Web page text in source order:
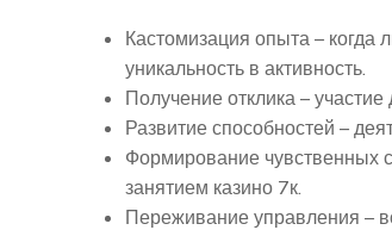
Кастомизация опыта – когда
уникальность в активность.
Получение отклика –
Развитие способностей –
Формирование чувственных
занятием казино 7к.
Переживание управления –